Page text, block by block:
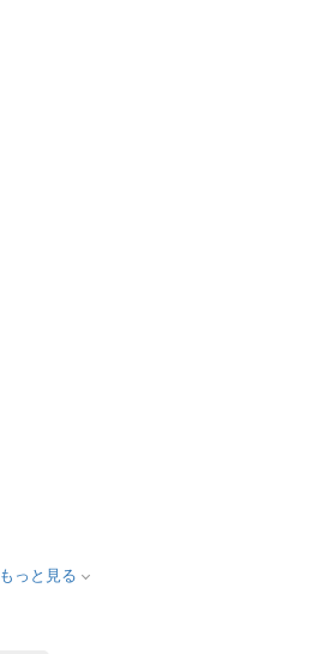
もっと見る